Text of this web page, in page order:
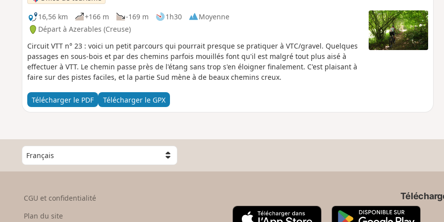
16,56 km
+166 m -169 m 1h30
Moyenne
Départ à Azerables (Creuse)
Circuit VTT n° 23 : voici un petit parcours qui pourrait presque se pratiquer à VTC/gravel. Quelques
passages en sous-bois et par des chemins parfois mouillés font qu'il est malgré tout plus aisé à
effectuer à VTT. Le chemin passe près de l'étang sans trop s'en éloigner finalement. C'est plaisant à
faire sur des pistes faciles, et la partie Sud mène à de beaux chemins creux.
Télécharger le PDF Télécharger le GPX
C
h
o
s
CGU et confidentialité
Plan du site
A
G